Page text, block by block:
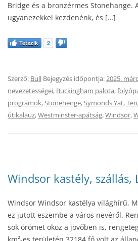
Bridge és a bronzérmes
ugyanezekkel kezdenénk, és […]
Tetszik 2
Szerző: Bull Bejegyzés időpontja:2025.
nevezetességei, Buckingham palota,
programok,Stonehenge,Symonds Yat,
útikalauz,Westminster-apátság,Windsor,
Windsor kastély,
Windsor Windsor kastélya világhírű,
ez jutott eszembe a város nevéről.
sok örömet okoz a jövőben is,